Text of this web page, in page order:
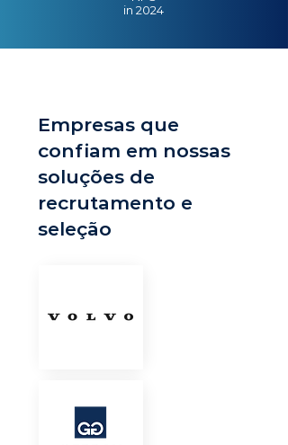
in 2024
Empresas que
confiam em nossas
soluções de
recrutamento e
seleção